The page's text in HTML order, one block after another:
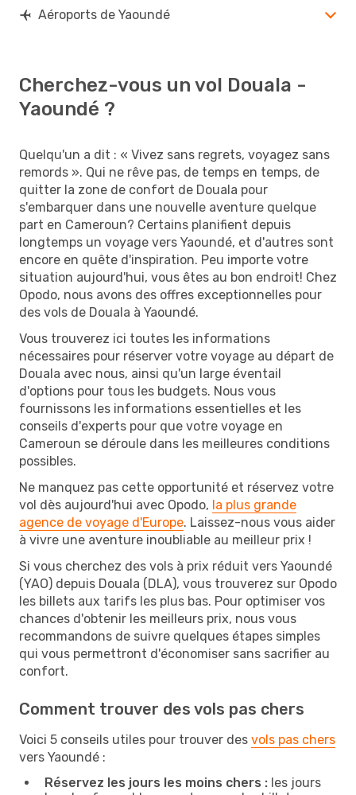
Aéroports de Yaoundé
Cherchez-vous un vol Douala -
Yaoundé ?
Quelqu'un a dit : « Vivez sans regrets, voyagez sans
remords ». Qui ne rêve pas, de temps en temps, de
quitter la zone de confort de Douala pour
s'embarquer dans une nouvelle aventure quelque
part en Cameroun? Certains planifient depuis
longtemps un voyage vers Yaoundé, et d'autres sont
encore en quête d'inspiration. Peu importe votre
situation aujourd'hui, vous êtes au bon endroit! Chez
Opodo, nous avons des offres exceptionnelles pour
des vols de Douala à Yaoundé.
Vous trouverez ici toutes les informations
nécessaires pour réserver votre voyage au départ de
Douala avec nous, ainsi qu'un large éventail
d'options pour tous les budgets. Nous vous
fournissons les informations essentielles et les
conseils d'experts pour que votre voyage en
Cameroun se déroule dans les meilleures conditions
possibles.
Ne manquez pas cette opportunité et réservez votre
vol dès aujourd'hui avec Opodo, la plus grande
agence de voyage d'Europe. Laissez-nous vous aider
à vivre une aventure inoubliable au meilleur prix !
Si vous cherchez des vols à prix réduit vers Yaoundé
(YAO) depuis Douala (DLA), vous trouverez sur Opodo
les billets aux tarifs les plus bas. Pour optimiser vos
chances d'obtenir les meilleurs prix, nous vous
recommandons de suivre quelques étapes simples
qui vous permettront d'économiser sans sacrifier au
confort.
Comment trouver des vols pas chers
Voici 5 conseils utiles pour trouver des vols pas chers
vers Yaoundé :
Réservez les jours les moins chers : les jours